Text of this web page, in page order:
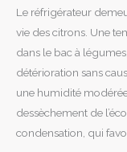
Le réfrigérateur
vie des citrons. Une
dans le bac à
détérioration sans
une humidité
dessèchement de
condensation, qui